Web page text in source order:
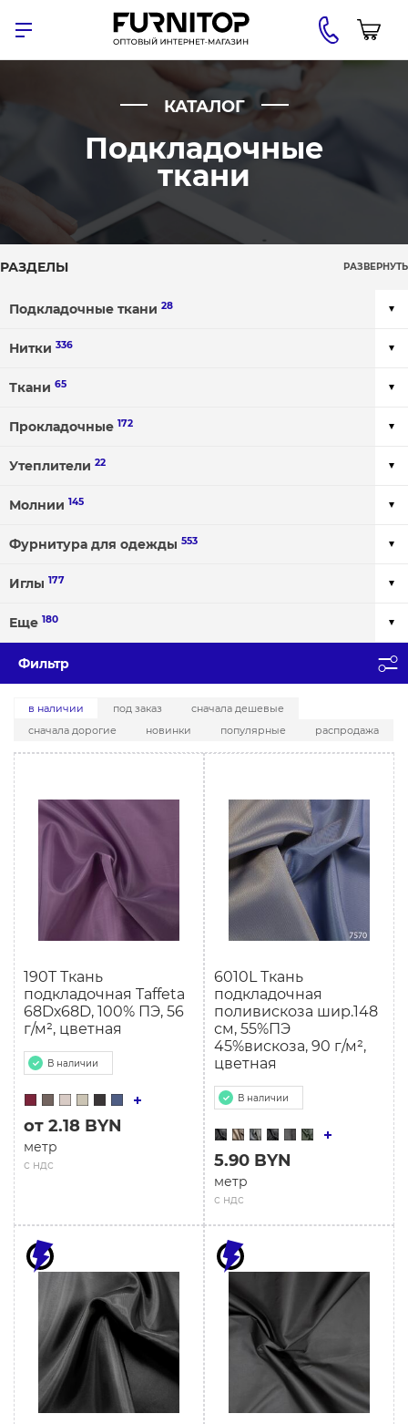
КАТАЛОГ
Подкладочные
ткани
РАЗДЕЛЫ РАЗВЕРНУТЬ
Подкладочные ткани 28
Нитки 336
Ткани 65
Прокладочные 172
Утеплители 22
Молнии 145
Фурнитура для одежды 553
Иглы 177
Еще 180
Фильтр
в наличии под заказ
сначала дешевые
сначала дорогие
новинки популярные распродажа
190T Ткань
подкладочная Taffeta
68Dх68D, 100% ПЭ, 56
г/м², цветная
В наличии
с ндс
от 2.18 BYN
метр
6010L Ткань
подкладочная
поливискоза шир.148
см, 55%ПЭ
45%вискоза, 90 г/м²,
цветная
В наличии
с ндс
5.90 BYN
метр